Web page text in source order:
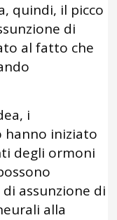
quindi, il picco
di
al fatto che
i
hanno iniziato
degli ormoni
assunzione di
alla